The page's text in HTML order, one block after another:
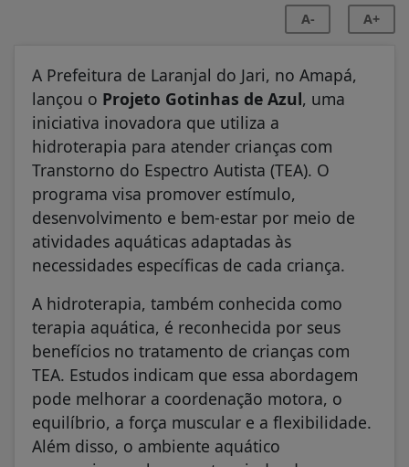
A- A+
A Prefeitura de Laranjal do Jari, no Amapá,
lançou o Projeto Gotinhas de Azul, uma
iniciativa inovadora que utiliza a
hidroterapia para atender crianças com
Transtorno do Espectro Autista (TEA). O
programa visa promover estímulo,
desenvolvimento e bem-estar por meio de
atividades aquáticas adaptadas às
necessidades específicas de cada criança.
A hidroterapia, também conhecida como
terapia aquática, é reconhecida por seus
benefícios no tratamento de crianças com
TEA. Estudos indicam que essa abordagem
pode melhorar a coordenação motora, o
equilíbrio, a força muscular e a flexibilidade.
Além disso, o ambiente aquático